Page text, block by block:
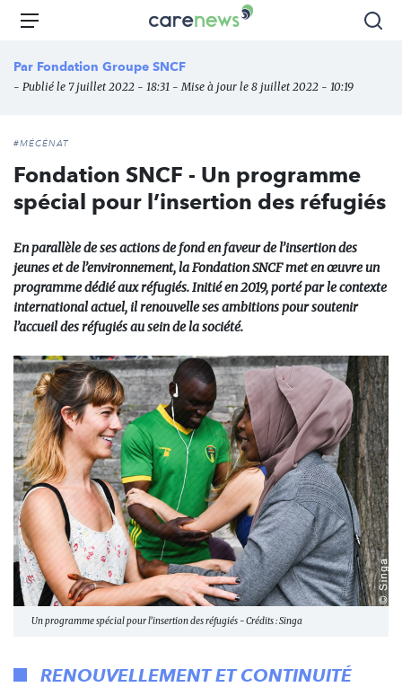
Aller
principal
Carenews,
média
des
Menu
Par Fondation Groupe SNCF
- Publié le 7 juillet 2022 - 18:31 - Mise à jour le 8 juillet 2022 - 10:19
#MÉCÉNAT
Fondation SNCF - Un programme
spécial pour l’insertion des réfugiés
En parallèle de ses actions de fond en faveur de l’insertion des
jeunes et de l’environnement, la Fondation SNCF met en œuvre un
programme dédié aux réfugiés. Initié en 2019, porté par le contexte
international actuel, il renouvelle ses ambitions pour soutenir
l’accueil des réfugiés au sein de la société.
Un programme spécial pour l’insertion des réfugiés - Crédits : Singa
RENOUVELLEMENT ET CONTINUITÉ